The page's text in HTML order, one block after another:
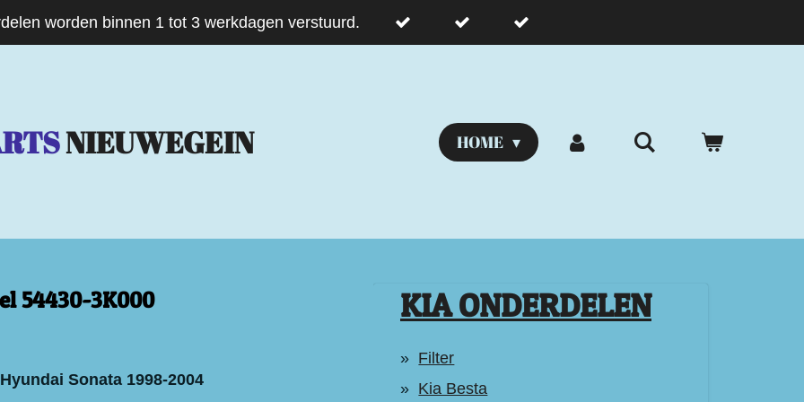
worden binnen 1 tot 3 werkdagen verstuurd.
NIEUWEGEIN HOME
54430-3K000
Sonata 1998-2004
KIA ONDERDELEN
Filter
Kia Besta